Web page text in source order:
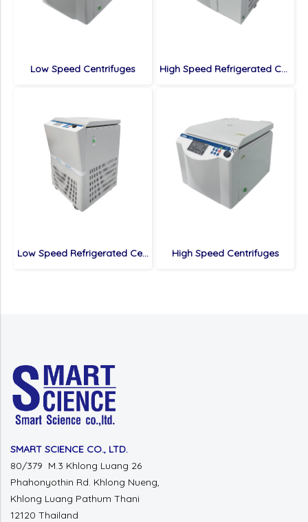
Low Speed Centrifuges High Speed Refrigerated Centrifuges
Low Speed Refrigerated Centrifuges High Speed Centrifuges
SMART SCIENCE CO., LTD.
80/379 M.3 Khlong Luang 26
Phahonyothin Rd. Khlong Nueng,
Khlong Luang Pathum Thani
12120 Thailand